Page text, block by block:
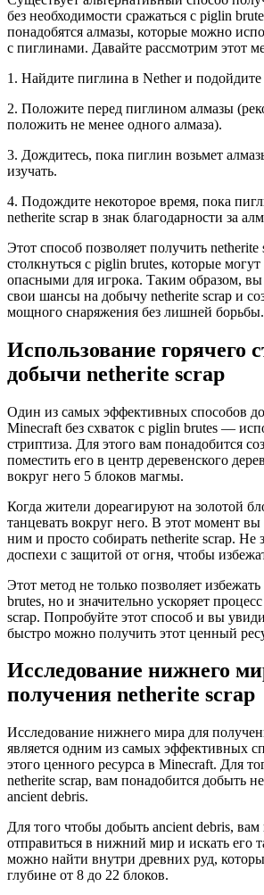
без необходимости сражаться с piglin
понадобятся алмазы, которые можно
с пиглинами. Давайте рассмотрим этот
1. Найдите пиглина в Nether и подойдите
2. Положите перед пиглином алмазы
положить не менее одного алмаза).
3. Дождитесь, пока пиглин возьмет
изучать.
4. Подождите некоторое время, пока
netherite scrap в знак благодарности за
Этот способ позволяет получить netherite
столкнуться с piglin brutes, которые
опасными для игрока. Таким образом,
свои шансы на добычу netherite scrap и
мощного снаряжения без лишней борьбы.
Использование горячего
добычи netherite scrap
Один из самых эффективных способов
Minecraft без схваток с piglin brutes —
стриптиза. Для этого вам понадобится
поместить его в центр деревенского
вокруг него 5 блоков магмы.
Когда жители дореагируют на золотой
танцевать вокруг него. В этот момент
ним и просто собирать netherite scrap. Не
доспехи с защитой от огня, чтобы
Этот метод не только позволяет
brutes, но и значительно ускоряет
scrap. Попробуйте этот способ и вы
быстро можно получить этот ценный
Исследование нижнего
получения netherite scrap
Исследование нижнего мира для
является одним из самых эффективных
этого ценного ресурса в Minecraft. Для
netherite scrap, вам понадобится добыть
ancient debris.
Для того чтобы добыть ancient debris,
отправиться в нижний мир и искать его
можно найти внутри древних руд,
глубине от 8 до 22 блоков.